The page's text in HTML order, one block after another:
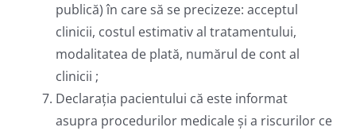
publică) în care să se precizeze: acceptul
clinicii, costul estimativ al tratamentului,
modalitatea de plată, numărul de cont al
clinicii ;
Declarația pacientului că este informat
asupra procedurilor medicale și a riscurilor ce